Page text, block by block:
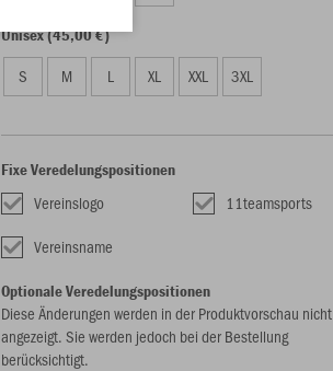
Unisex (45,00 €)
S M L XL XXL 3XL
Fixe Veredelungspositionen
Vereinslogo
11teamsports
Vereinsname
Optionale Veredelungspositionen
Diese Änderungen werden in der Produktvorschau nicht
angezeigt. Sie werden jedoch bei der Bestellung
berücksichtigt.